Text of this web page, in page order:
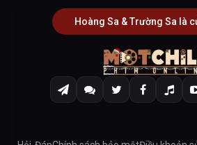
Hoàng Sa & Trường Sa là